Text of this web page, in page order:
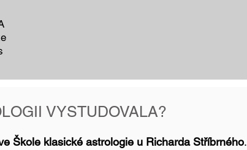
VYSTUDOVALA?
Škole klasické astrologie u Richarda Stříbrného.